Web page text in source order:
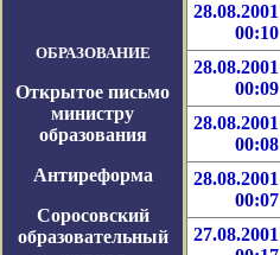
ОБРАЗОВАНИЕ
Открытое письмо
министру
образования
Антиреформа
Соросовский
образовательный
28.08.2001
00:10
28.08.2001
00:09
28.08.2001
00:08
28.08.2001
00:07
27.08.2001